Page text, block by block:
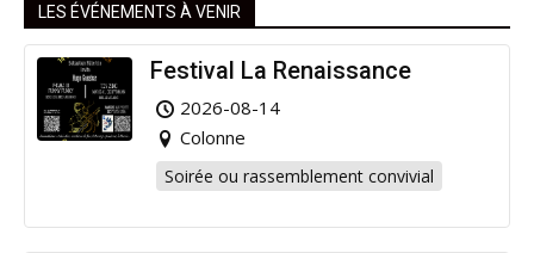
LES ÉVÉNEMENTS À VENIR
Festival La Renaissance
2026-08-14
Colonne
Soirée ou rassemblement convivial